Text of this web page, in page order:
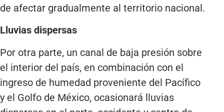
de afectar gradualmente al territorio nacional.
Lluvias dispersas
Por otra parte, un canal de baja presión sobre
el interior del país, en combinación con el
ingreso de humedad proveniente del Pacífico
y el Golfo de México, ocasionará lluvias